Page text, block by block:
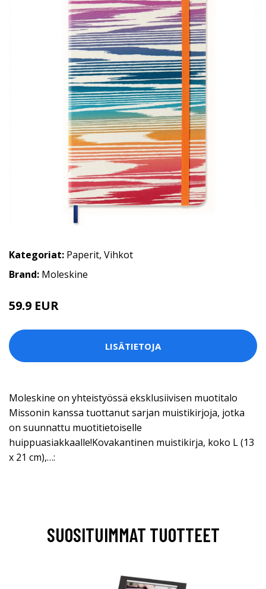
Kategoriat: Paperit, Vihkot
Brand: Moleskine
59.9 EUR
LISÄTIETOJA
Moleskine on yhteistyössä eksklusiivisen muotitalo
Missonin kanssa tuottanut sarjan muistikirjoja, jotka
on suunnattu muotitietoiselle
huippuasiakkaalle!Kovakantinen muistikirja, koko L (13
x 21 cm),…:
SUOSITUIMMAT TUOTTEET